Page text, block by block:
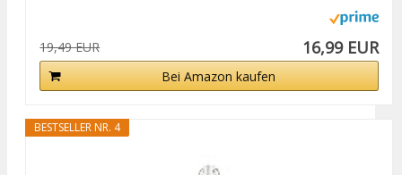
19,49 EUR 16,99 EUR
Bei Amazon kaufen
BESTSELLER NR. 4